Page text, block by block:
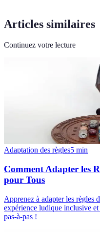
Articles similaires
Continuez votre lecture
Adaptation des règles5 min
Comment Adapter les
pour Tous
Apprenez à adapter les règles
expérience ludique inclusive
pas-à-pas !